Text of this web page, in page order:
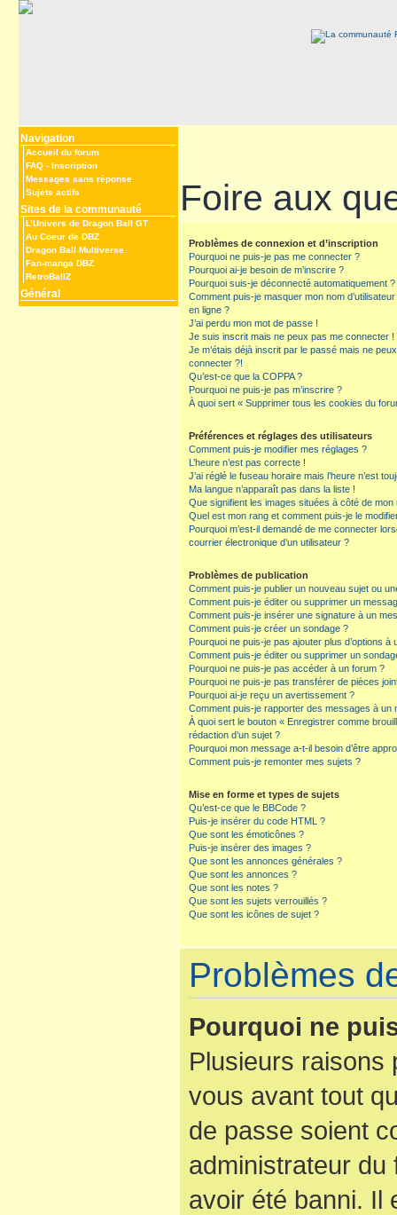
Navigation
Accueil du forum
FAQ - Inscription
Messages sans réponse
Sujets actifs
Sites de la communauté
L’Univers de Dragon Ball GT
Au Coeur de DBZ
Dragon Ball Multiverse
Fan-manga DBZ
RetroBallZ
Général
Foire aux
Problèmes de connexion et d’inscription
Pourquoi ne puis-je pas me connecter ?
Pourquoi ai-je besoin de m’inscrire ?
Pourquoi suis-je déconnecté automatiquement ?
Comment puis-je masquer mon nom
en ligne ?
J’ai perdu mon mot de passe !
Je suis inscrit mais ne peux pas me connecter !
Je m’étais déjà inscrit par le passé mais ne
connecter ?!
Qu’est-ce que la COPPA ?
Pourquoi ne puis-je pas m’inscrire ?
À quoi sert « Supprimer tous les cookies du
Préférences et réglages des utilisateurs
Comment puis-je modifier mes réglages ?
L’heure n’est pas correcte !
J’ai réglé le fuseau horaire mais l’heure n’est
Ma langue n’apparaît pas dans la liste !
Que signifient les images situées à côté de mon
Quel est mon rang et comment puis-je le
Pourquoi m’est-il demandé de me connecter
courrier électronique d’un utilisateur ?
Problèmes de publication
Comment puis-je publier un nouveau sujet ou
Comment puis-je éditer ou supprimer un
Comment puis-je insérer une signature à un
Comment puis-je créer un sondage ?
Pourquoi ne puis-je pas ajouter plus d’options à
Comment puis-je éditer ou supprimer un
Pourquoi ne puis-je pas accéder à un forum ?
Pourquoi ne puis-je pas transférer de pièces
Pourquoi ai-je reçu un avertissement ?
Comment puis-je rapporter des messages à un
À quoi sert le bouton « Enregistrer comme
rédaction d’un sujet ?
Pourquoi mon message a-t-il besoin d’être
Comment puis-je remonter mes sujets ?
Mise en forme et types de sujets
Qu’est-ce que le BBCode ?
Puis-je insérer du code HTML ?
Que sont les émoticônes ?
Puis-je insérer des images ?
Que sont les annonces générales ?
Que sont les annonces ?
Que sont les notes ?
Que sont les sujets verrouillés ?
Que sont les icônes de sujet ?
Problèmes
Pourquoi ne
Plusieurs raisons
vous avant tout
de passe soient
administrateur
avoir été banni. Il